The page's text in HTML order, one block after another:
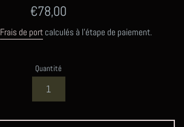
Prix
€78,00
Frais de port calculés à l'étape de paiement.
Quantité